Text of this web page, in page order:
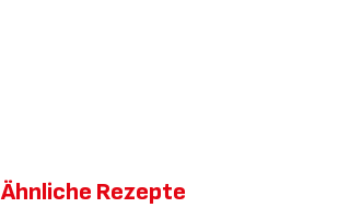
Ähnliche Rezepte